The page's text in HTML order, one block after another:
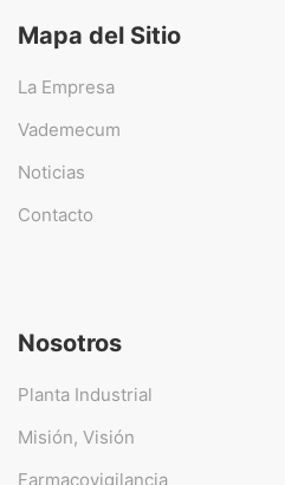
Mapa del Sitio
La Empresa
Vademecum
Noticias
Contacto
Nosotros
Planta Industrial
Misión, Visión
Farmacovigilancia